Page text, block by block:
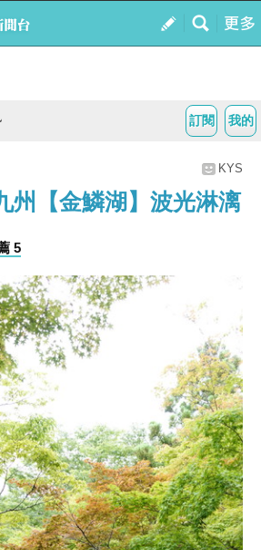
我的
訂閱
KYS
州【金鱗湖】波光淋漓
5